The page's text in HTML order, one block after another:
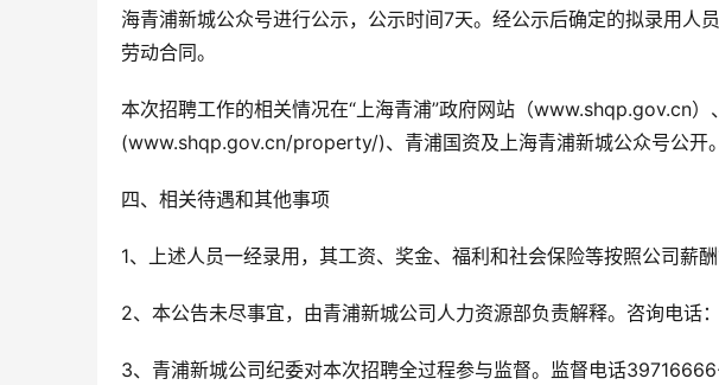
海青浦新城公众号进行公示，公示时间7天。经公示后确定的拟录用人
劳动合同。
本次招聘工作的相关情况在“上海青浦”政府网站（www.shqp.gov.cn）
(www.shqp.gov.cn/property/)、青浦国资及上海青浦新城公众号公开。
四、相关待遇和其他事项
1、上述人员一经录用，其工资、奖金、福利和社会保险等按照公司薪
2、本公告未尽事宜，由青浦新城公司人力资源部负责解释。咨询电话
3、青浦新城公司纪委对本次招聘全过程参与监督。监督电话